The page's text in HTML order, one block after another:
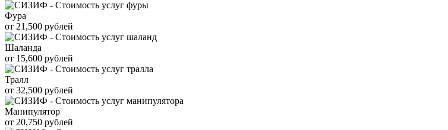
Фура
от 21,500 рублей
Шаланда
от 15,600 рублей
Тралл
от 32,500 рублей
Манипулятор
от 20,750 рублей